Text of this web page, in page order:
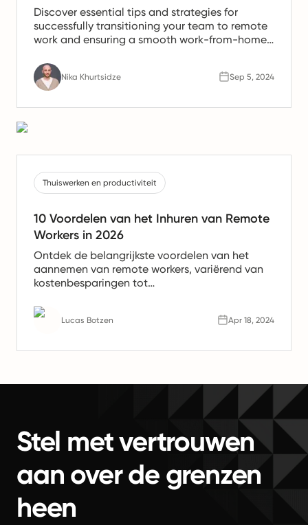
Discover essential tips and strategies for
successfully transitioning your team to remote
work and ensuring a smooth work-from-home
Nika Khurtsidze Sep 5, 2024
Thuiswerken en productiviteit
10 Voordelen van het Inhuren van Remote
Workers in 2026
Ontdek de belangrijkste voordelen van het
aannemen van remote workers, variërend van
kostenbesparingen tot
remote teams de toekomst van werk zijn.
Lucas Botzen Apr 18, 2024
Stel met vertrouwen
aan over de grenzen
heen